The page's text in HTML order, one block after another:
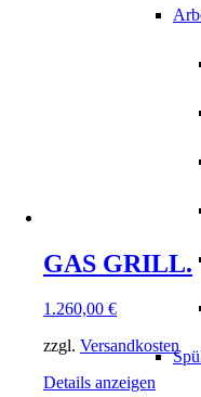
GAS GRILL.
1.260,00 €
zzgl. Versandkosten
Details anzeigen